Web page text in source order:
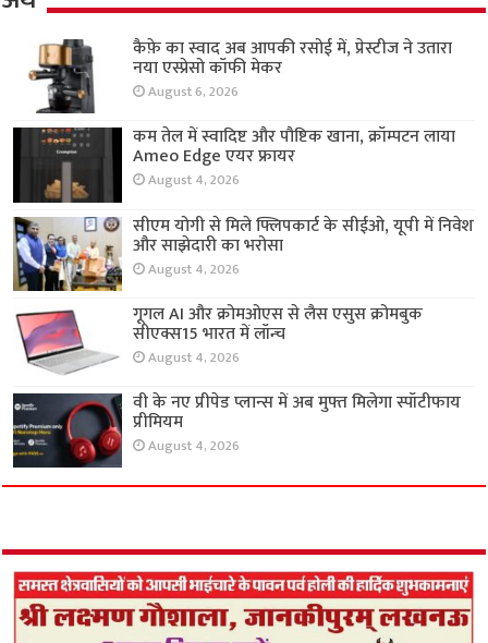
कैफ़े का स्वाद अब आपकी रसोई में, प्रेस्टीज ने उतारा
नया एस्प्रेसो कॉफी मेकर
August 6, 2026
कम तेल में स्वादिष्ट और पौष्टिक खाना, क्रॉम्पटन लाया
Ameo Edge एयर फ्रायर
August 4, 2026
सीएम योगी से मिले फ्लिपकार्ट के सीईओ, यूपी में निवेश
और साझेदारी का भरोसा
August 4, 2026
गूगल AI और क्रोमओएस से लैस एसुस क्रोमबुक
सीएक्स15 भारत में लॉन्च
August 4, 2026
वी के नए प्रीपेड प्लान्स में अब मुफ्त मिलेगा स्पॉटीफाय
प्रीमियम
August 4, 2026